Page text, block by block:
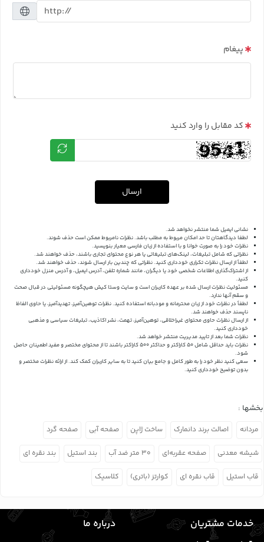
پیغام
کد مقابل را وارد کنید
ارسال
نشانی ایمیل شما منتشر نخواهد شد.
لطفا دیدگاهتان تا حد امکان مربوط به مطلب باشد. نظرات نامربوط ممکن است حذف شوند.
نظرات خود را به صورت خوانا و با استفاده از زبان فارسی معیار بنویسید.
نظراتی که شامل تبلیغات، لینک‌های تبلیغاتی یا هر نوع محتوای تجاری باشند، حذف خواهند شد.
لطفاً از ارسال نظرات تکراری خودداری کنید. نظراتی که چندین بار ارسال شوند، حذف خواهند شد.
از اشتراک‌گذاری اطلاعات شخصی خود یا دیگران، مانند شماره تلفن، آدرس ایمیل، و آدرس منزل خودداری
کنید.
مسئولیت نظرات ارسال شده بر عهده کاربران است و سایت وستا کیش هیچگونه مسئولیتی در قبال صحت
و سقم آنها ندارد.
لطفاً در نظرات خود از زبان محترمانه و مودبانه استفاده کنید. نظرات توهین‌آمیز، تهدیدآمیز، یا حاوی الفاظ
ناپسند حذف خواهند شد.
از ارسال نظرات حاوی محتوای غیراخلاقی، توهین‌آمیز، تهمت، نشر اکاذیب، تبلیغات سیاسی و مذهبی
خودداری کنید.
نظرات شما بعد از تایید مدیریت منتشر خواهد شد.
نظرات باید حداقل شامل 50 کاراکتر و حداکثر 500 کاراکتر باشند تا از محتوای مختصر و مفید اطمینان حاصل
شود.
سعی کنید نظر خود را به طور کامل و جامع بیان کنید تا به سایر کاربران کمک کند.از ارائه نظرات مختصر و
بدون توضیح خودداری کنید.
بخشها :
مردانه اصالت برند دانمارک ساخت ژاپن صفحه آبی صفحه گرد
شیشه معدنی صفحه عقربه‌ای ۳۰ متر ضد آب بند استیل بند نقره ای
قاب استیل قاب نقره ای کوارتز (باتری) کلاسیک
خدمات مشتریان
درباره ما